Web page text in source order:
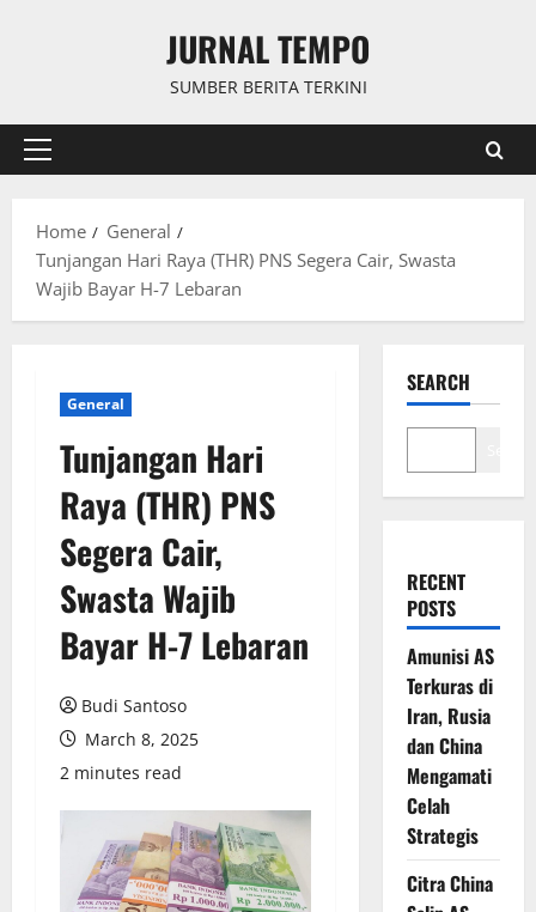
JURNAL TEMPO
SUMBER BERITA TERKINI
Primary
Home
General
Tunjangan Hari Raya (THR) PNS Segera Cair, Swasta
Wajib Bayar H-7 Lebaran
General
Tunjangan Hari
Raya (THR) PNS
Segera Cair,
Swasta Wajib
Bayar H-7 Lebaran
Budi Santoso
March 8, 2025
2 minutes read
SEARCH
RECENT
POSTS
Amunisi AS
Terkuras di
Iran, Rusia
dan China
Mengamati
Celah
Strategis
Citra China